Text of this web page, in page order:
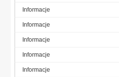
Informacje
Informacje
Informacje
Informacje
Informacje